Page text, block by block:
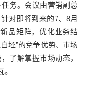
务。会议由营销副总
对即将到来的7、8月
品矩阵，优化业务结
坯”的竞争优势、市场
了解掌握市场动态，